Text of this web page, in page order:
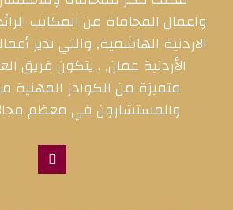
واعمال المحاماة من المكاتب
الاردنية الهاشمية, والتي تدير
الأردنية عمان, ، يتكون فريق
متميزة من الكوادر المهنية
والمستشارون في معظم